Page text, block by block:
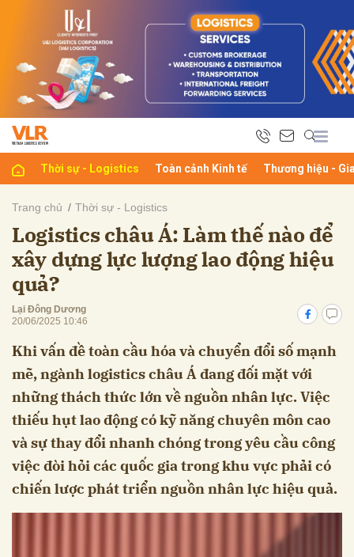
Thời sự - Logistics Toàn cảnh Kinh tế Thương hiệu -
Trang chủ Thời sự - Logistics
Logistics châu Á: Làm thế nào để
xây dựng lực lượng lao động hiệu
quả?
Lại Đông Dương
20/06/2025 10:46
Khi vấn đề toàn cầu hóa và chuyển đổi số mạnh
mẽ, ngành logistics châu Á đang đối mặt với
những thách thức lớn về nguồn nhân lực. Việc
thiếu hụt lao động có kỹ năng chuyên môn cao
và sự thay đổi nhanh chóng trong yêu cầu công
việc đòi hỏi các quốc gia trong khu vực phải có
chiến lược phát triển nguồn nhân lực hiệu quả.
luận
Hủy